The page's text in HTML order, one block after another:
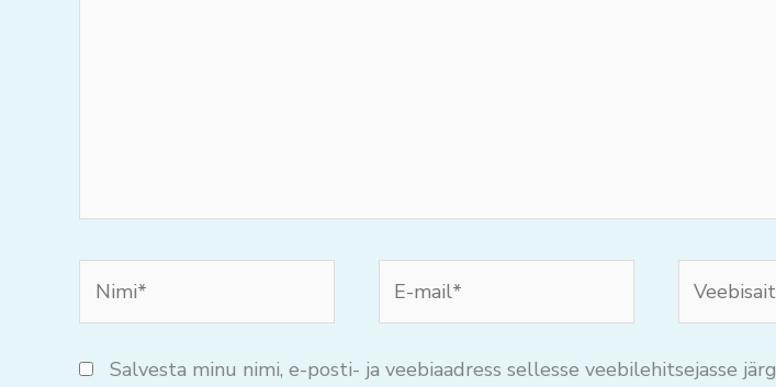
mail*
Salvesta minu nimi, e-posti- ja veebiaadress sellesse veebilehitsejasse